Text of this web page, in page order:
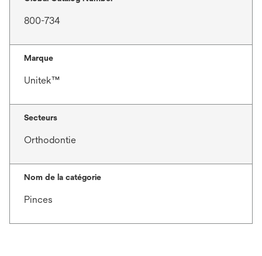
800-734
Marque
Unitek™
Secteurs
Orthodontie
Nom de la catégorie
Pinces